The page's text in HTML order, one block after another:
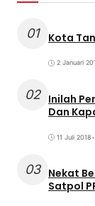
01 Kota
2 Januari
02 Inilah
Dan
11 Juli 2018•
03 Nekat
Satpol